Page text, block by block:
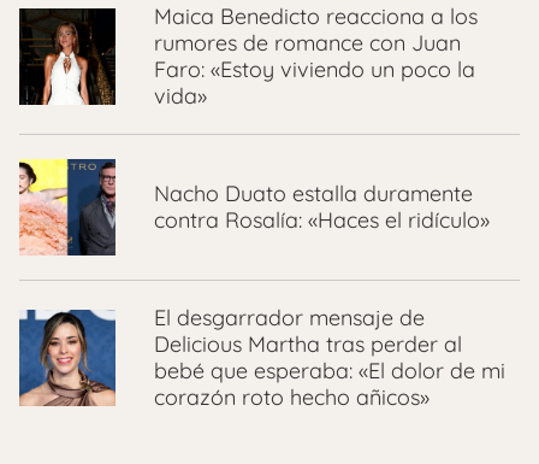
Maica Benedicto reacciona a los
rumores de romance con Juan
Faro: «Estoy viviendo un poco la
vida»
Nacho Duato estalla duramente
contra Rosalía: «Haces el ridículo»
El desgarrador mensaje de
Delicious Martha tras perder al
bebé que esperaba: «El dolor de mi
corazón roto hecho añicos»